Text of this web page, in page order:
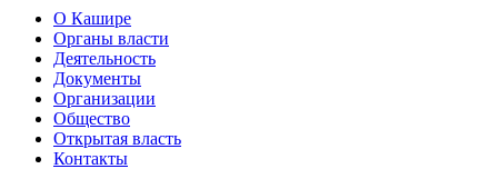
О Кашире
Органы власти
Деятельность
Документы
Организации
Общество
Открытая власть
Контакты